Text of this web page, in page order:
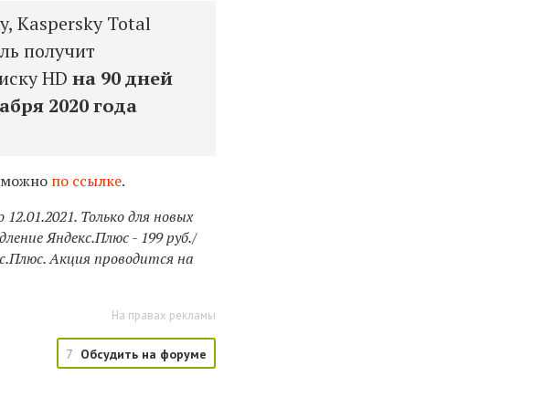
Kaspersky Total
получит
HDна 90 дней
2020 года
можно по ссылке.
Только для новых
Яндекс.Плюс - 199 руб./
Акция проводится на
На правах рекламы
7 Обсудить на форуме